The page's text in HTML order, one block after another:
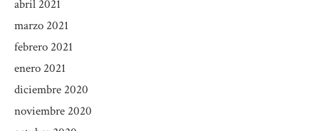
abril 2021
marzo 2021
febrero 2021
enero 2021
diciembre 2020
noviembre 2020